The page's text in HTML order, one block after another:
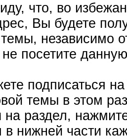
что, во
Вы будете
независимо
посетите
подписаться
темы в этом
на раздел,
нижней части